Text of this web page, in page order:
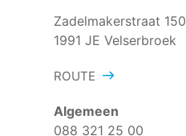
Zadelmakerstraat 150
1991 JE Velserbroek
ROUTE
Algemeen
088 321 25 00